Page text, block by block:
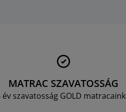
MATRAC SZAVATOSSÁG
év szavatosság GOLD